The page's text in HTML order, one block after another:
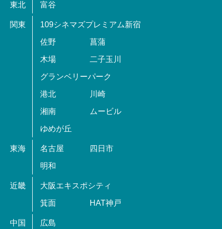
東北 富谷
関東 109シネマズプレミアム新宿
佐野 菖蒲
木場 二子玉川
グランベリーパーク
港北 川崎
湘南 ムービル
ゆめが丘
東海 名古屋 四日市
明和
近畿 大阪エキスポシティ
箕面 HAT神戸
中国 広島